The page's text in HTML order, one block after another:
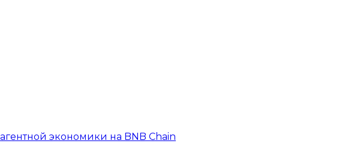
экономики на BNB Chain